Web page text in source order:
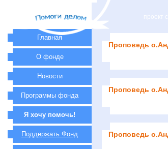
проект
Проповедь
Проповедь
Проповедь
Главная
О фонде
Новости
Программы фонда
Я хочу помочь!
Поддержать Фонд